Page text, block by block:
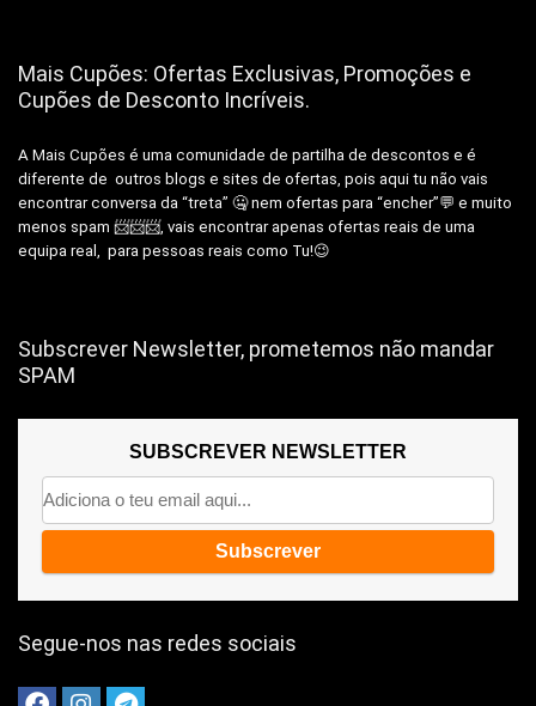
Mais Cupões: Ofertas Exclusivas, Promoções e
Cupões de Desconto Incríveis.
A Mais Cupões é uma comunidade de partilha de descontos e é
diferente de outros blogs e sites de ofertas, pois aqui tu não vais
encontrar conversa da “treta” 🤐 nem ofertas para “encher”💬 e muito
menos spam 📨📨📨, vais encontrar apenas ofertas reais de uma
equipa real, para pessoas reais como Tu!😉
Subscrever Newsletter, prometemos não mandar
SPAM
SUBSCREVER NEWSLETTER
Segue-nos nas redes sociais